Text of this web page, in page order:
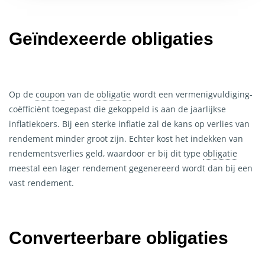
Mijn account
Geïndexeerde obligaties
Op de coupon van de obligatie wordt een vermenigvuldiging-
coëfficiënt toegepast die gekoppeld is aan de jaarlijkse
inflatiekoers. Bij een sterke inflatie zal de kans op verlies van
rendement minder groot zijn. Echter kost het indekken van
rendementsverlies geld, waardoor er bij dit type obligatie
meestal een lager rendement gegenereerd wordt dan bij een
vast rendement.
Converteerbare obligaties